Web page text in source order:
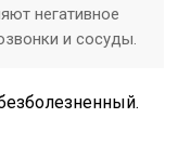
негативное
и сосуды.